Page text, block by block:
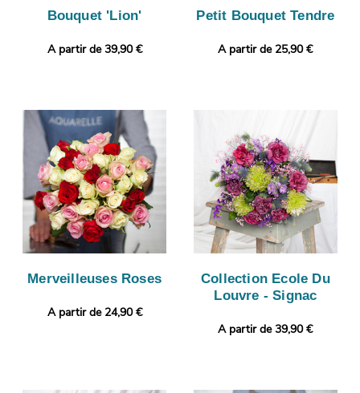
Bouquet 'Lion'
A partir de 39,90 €
Petit Bouquet Tendre
A partir de 25,90 €
Merveilleuses Roses
A partir de 24,90 €
Collection Ecole Du
Louvre - Signac
A partir de 39,90 €